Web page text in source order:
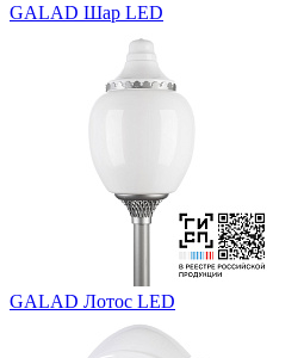
GALAD Шар LED
GALAD Лотос LED